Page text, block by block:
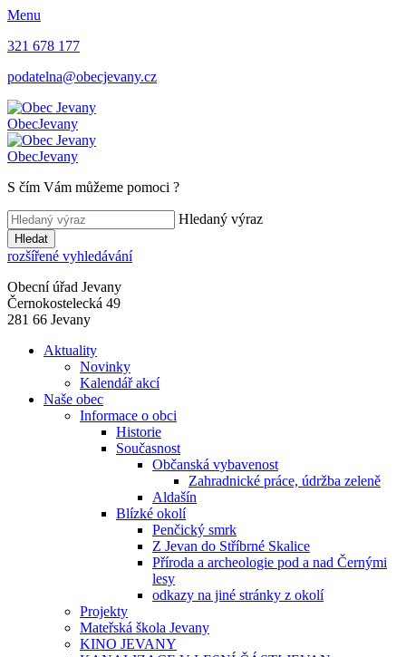
Menu
321 678 177
podatelna@obecjevany.cz
ObecJevany
ObecJevany
S čím Vám můžeme pomoci ?
Hledaný výraz
Hledat
rozšířené vyhledávání
Obecní úřad Jevany
Černokostelecká 49
281 66 Jevany
Aktuality
Novinky
Kalendář akcí
Naše obec
Informace o obci
Historie
Současnost
Občanská vybavenost
Zahradnické práce, údržba zeleně
Aldašín
Blízké okolí
Penčický smrk
Z Jevan do Stříbrné Skalice
Příroda a archeologie pod a nad Černými
lesy
odkazy na jiné stránky z okolí
Projekty
Mateřská škola Jevany
KINO JEVANY